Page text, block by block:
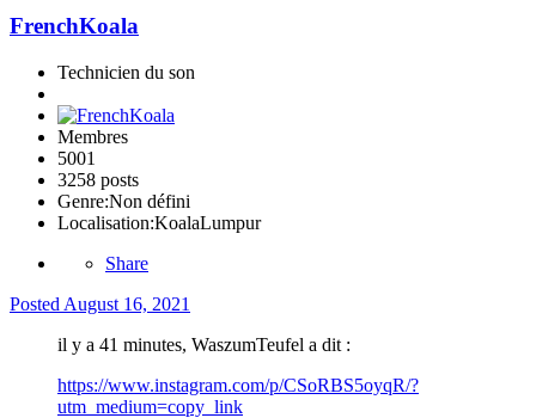
FrenchKoala
Technicien du son
Membres
5001
3258 posts
Genre:Non défini
Localisation:KoalaLumpur
Share
Posted August 16, 2021
il y a 41 minutes, WaszumTeufel a dit :
https://www.instagram.com/p/CSoRBS5oyqR/?
utm_medium=copy_link